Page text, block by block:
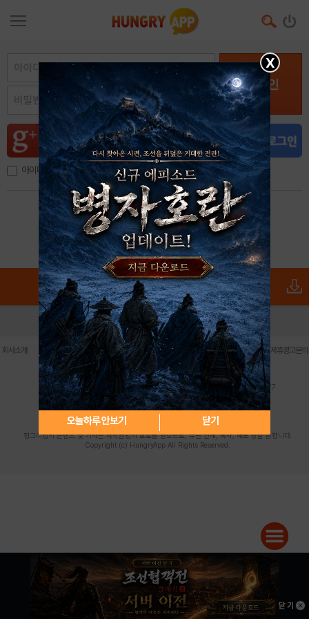
로그인
아이디, 이메일 저장
아이디 / 비밀번호 찾기 회원가입
X
오늘하루 안보기 닫기
로그인 PC버전 전체앱
회사소개 이용약관 | 개인정보 처리방침 | 청소년 보호정책 | 불법촬영물 신고센터 | 제휴광고문의
사업자등록번호:119-86-61101 (주)스마트나우 대표이사:송현두
주소: 서울시 금천구 가산디지털1로 171 연락처:063-284-8635 팩스:02-6265-0377
청소년보호책임자:김동욱desk@hungryapp.co.kr
등록번호:서울아02322 | 등록일자:2016년4월25일
발행인:(주)스마트나우 송현두 | 편집인:김동욱
헝그리앱의 콘텐츠 및 기사는 저작권법의 보호를 받으므로, 무단 전재, 복사, 배포 등을 금합니다.
Copyright (c) HungryApp All Rights Reserved.